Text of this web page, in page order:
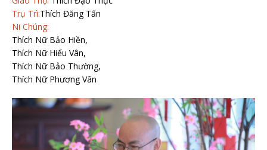
Trụ Trì:Thích Đăng Tấn
Ni Chúng:
Thích Nữ Bảo Hiền,
Thích Nữ Hiểu Vân,
Thích Nữ Bảo Thường,
Thích Nữ Phương Vân